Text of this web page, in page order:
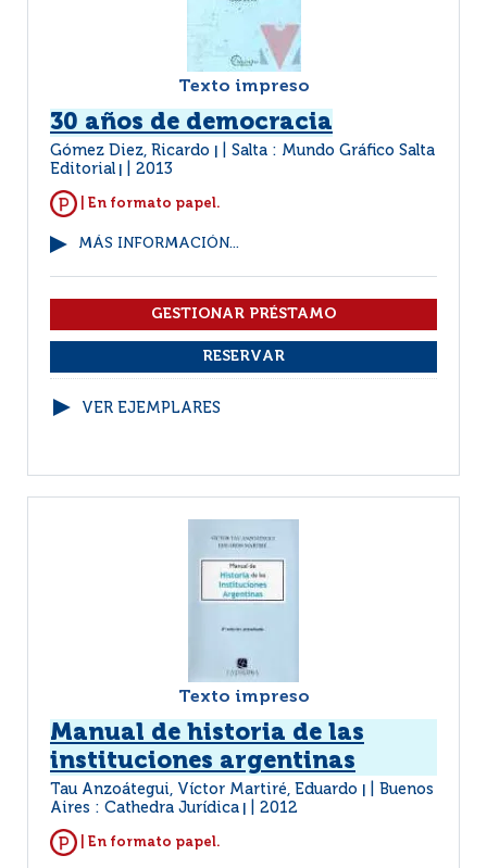
Texto impreso
30 años de democracia
Gómez Diez, Ricardo
Salta : Mundo Gráfico Salta
Editorial
2013
| En formato papel.
MÁS INFORMACIÓN...
VER EJEMPLARES
Texto impreso
Manual de historia de las
instituciones argentinas
Tau Anzoátegui, Víctor Martiré, Eduardo
Buenos
Aires : Cathedra Jurídica
2012
| En formato papel.